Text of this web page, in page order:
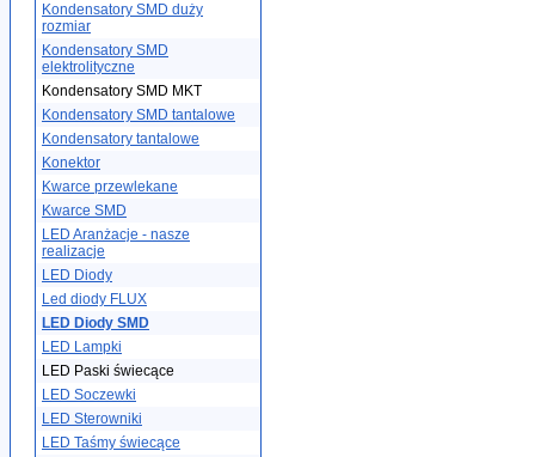
Kondensatory SMD duży
rozmiar
Kondensatory SMD
elektrolityczne
Kondensatory SMD MKT
Kondensatory SMD tantalowe
Kondensatory tantalowe
Konektor
Kwarce przewlekane
Kwarce SMD
LED Aranżacje - nasze
realizacje
LED Diody
Led diody FLUX
LED Diody SMD
LED Lampki
LED Paski świecące
LED Soczewki
LED Sterowniki
LED Taśmy świecące